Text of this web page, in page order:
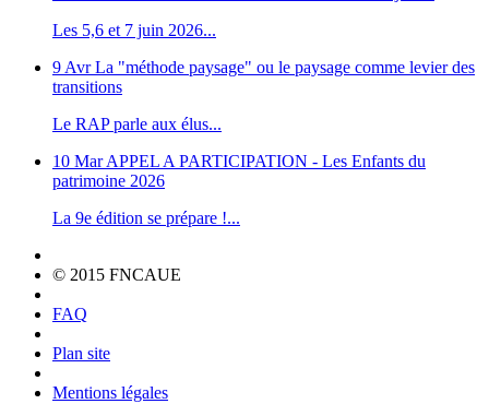
Les 5,6 et 7 juin 2026...
9 Avr La "méthode paysage" ou le paysage comme levier des
transitions
Le RAP parle aux élus...
10 Mar APPEL A PARTICIPATION - Les Enfants du
patrimoine 2026
La 9e édition se prépare !...
© 2015 FNCAUE
FAQ
Plan site
Mentions légales